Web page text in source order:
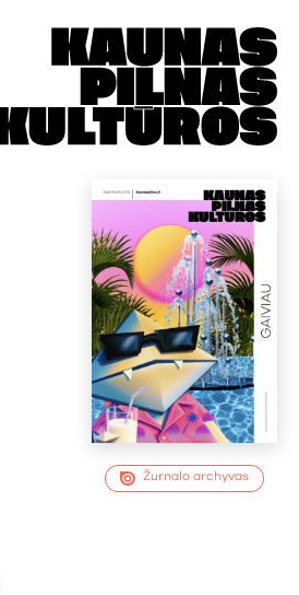
Žurnalo archyvas